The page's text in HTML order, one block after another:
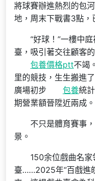
將球賽辦進熱烈的包
地，周末下戰書3點，
“好球！”一樓中
臺，吸引著交往顧客
包養價格ptt不竭
里的競技，生生搬進
廣場初步
包養統
期營業額晉陞近兩成。
不只是體育賽事
景。
150余位戲曲名
臺……2025年“百戲進